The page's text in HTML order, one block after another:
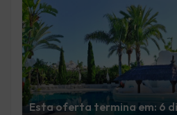
Esta oferta termina em: 6